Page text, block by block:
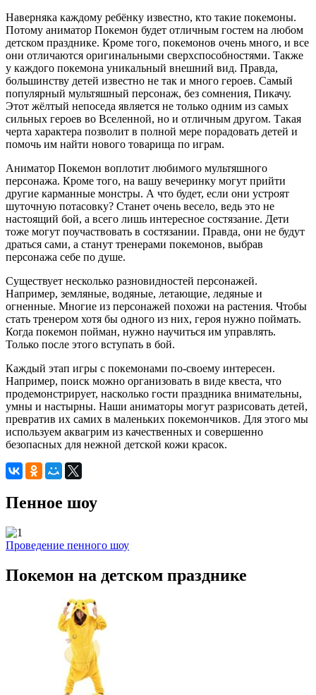
Наверняка каждому ребёнку известно, кто такие покемоны.
Потому аниматор Покемон будет отличным гостем на любом
детском празднике. Кроме того, покемонов очень много, и все
они отличаются оригинальными сверхспособностями. Также
у каждого покемона уникальный внешний вид. Правда,
большинству детей известно не так и много героев. Самый
популярный мультяшный персонаж, без сомнения, Пикачу.
Этот жёлтый непоседа является не только одним из самых
сильных героев во Вселенной, но и отличным другом. Такая
черта характера позволит в полной мере порадовать детей и
помочь им найти нового товарища по играм.
Аниматор Покемон воплотит любимого мультяшного
персонажа. Кроме того, на вашу вечеринку могут прийти
другие карманные монстры. А что будет, если они устроят
шуточную потасовку? Станет очень весело, ведь это не
настоящий бой, а всего лишь интересное состязание. Дети
тоже могут поучаствовать в состязании. Правда, они не будут
драться сами, а станут тренерами покемонов, выбрав
персонажа себе по душе.
Существует несколько разновидностей персонажей.
Например, земляные, водяные, летающие, ледяные и
огненные. Многие из персонажей похожи на растения. Чтобы
стать тренером хотя бы одного из них, героя нужно поймать.
Когда покемон пойман, нужно научиться им управлять.
Только после этого вступать в бой.
Каждый этап игры с покемонами по-своему интересен.
Например, поиск можно организовать в виде квеста, что
продемонстрирует, насколько гости праздника внимательны,
умны и настырны. Наши аниматоры могут разрисовать детей,
превратив их самих в маленьких покемончиков. Для этого мы
используем аквагрим из качественных и совершенно
безопасных для нежной детской кожи красок.
Пенное шоу
Проведение пенного шоу
Покемон на детском празднике